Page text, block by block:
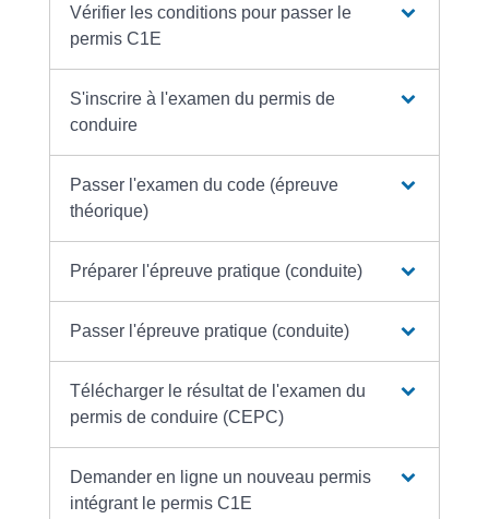
Vérifier les conditions pour passer le
permis C1E
S'inscrire à l'examen du permis de
conduire
Passer l'examen du code (épreuve
théorique)
Préparer l'épreuve pratique (conduite)
Passer l'épreuve pratique (conduite)
Télécharger le résultat de l'examen du
permis de conduire (CEPC)
Demander en ligne un nouveau permis
intégrant le permis C1E